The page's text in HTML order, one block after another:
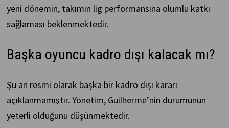
yeni dönemin, takımın lig performansına olumlu katkı
sağlaması beklenmektedir.
Başka oyuncu kadro dışı kalacak mı?
Şu an resmi olarak başka bir kadro dışı kararı
açıklanmamıştır. Yönetim, Guilherme’nin durumunun
yeterli olduğunu düşünmektedir.